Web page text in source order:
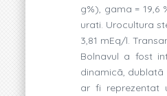
g%), gama = 19,6
urati. Urocultura
3,81 mEq/l.
Bolnavul a fost
dinamicã,
ar fi reprezentat